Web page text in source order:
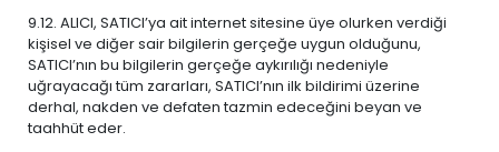
9.12. ALICI, SATICI’ya ait internet sitesine üye olurken verdiği
kişisel ve diğer sair bilgilerin gerçeğe uygun olduğunu,
SATICI’nın bu bilgilerin gerçeğe aykırılığı nedeniyle
uğrayacağı tüm zararları, SATICI’nın ilk bildirimi üzerine
derhal, nakden ve defaten tazmin edeceğini beyan ve
taahhüt eder.